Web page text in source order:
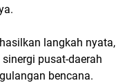
langkah nyata,
pusat-daerah
bencana.